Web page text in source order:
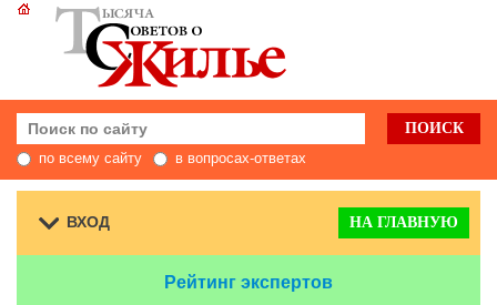
по всему сайту в вопросах-ответах
ВХОД НА ГЛАВНУЮ
Рейтинг экспертов